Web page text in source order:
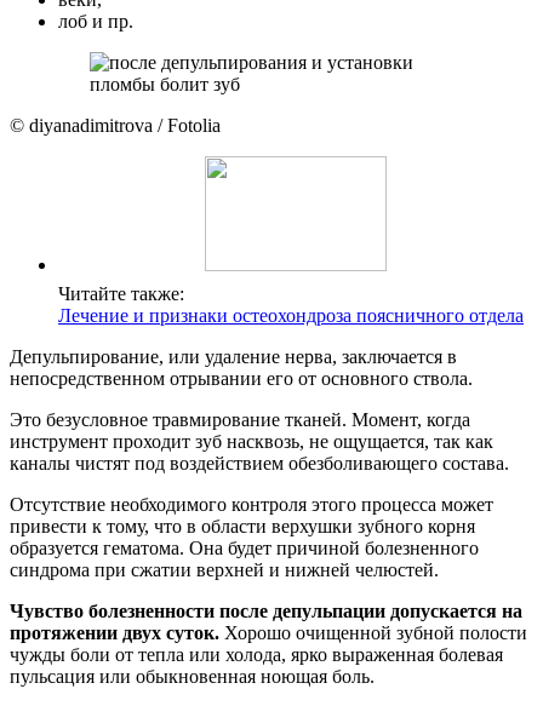
лоб и пр.
© diyanadimitrova / Fotolia
Читайте также:
Лечение и признаки остеохондроза поясничного отдела
Депульпирование, или удаление нерва, заключается в
непосредственном отрывании его от основного ствола.
Это безусловное травмирование тканей. Момент, когда
инструмент проходит зуб насквозь, не ощущается, так как
каналы чистят под воздействием обезболивающего состава.
Отсутствие необходимого контроля этого процесса может
привести к тому, что в области верхушки зубного корня
образуется гематома. Она будет причиной болезненного
синдрома при сжатии верхней и нижней челюстей.
Чувство болезненности после депульпации допускается на
протяжении двух суток. Хорошо очищенной зубной полости
чужды боли от тепла или холода, ярко выраженная болевая
пульсация или обыкновенная ноющая боль.